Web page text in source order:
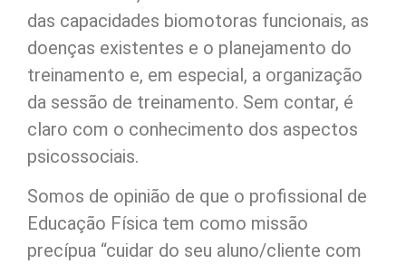
das capacidades biomotoras funcionais, as
doenças existentes e o planejamento do
treinamento e, em especial, a organização
da sessão de treinamento. Sem contar, é
claro com o conhecimento dos aspectos
psicossociais.
Somos de opinião de que o profissional de
Educação Física tem como missão
precípua “cuidar do seu aluno/cliente com